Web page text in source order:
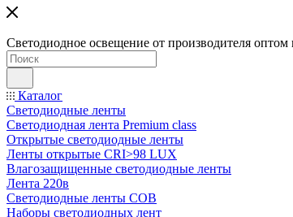
Светодиодное освещение от производителя
Каталог
Светодиодные ленты
Светодиодная лента Premium class
Открытые светодиодные ленты
Ленты открытые CRI>98 LUX
Влагозащищенные светодиодные ленты
Лента 220в
Светодиодные ленты COB
Наборы светодиодных лент